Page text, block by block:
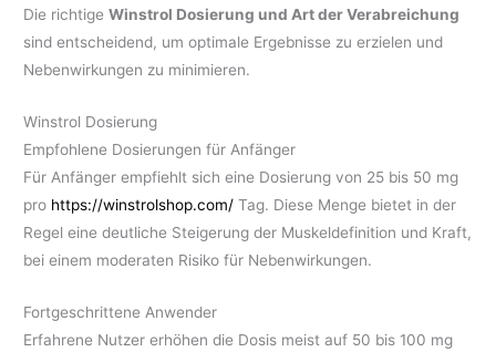
Die richtigeWinstrol Dosierung und Art der Verabreichung
sind entscheidend, um optimale Ergebnisse zu erzielen und
Nebenwirkungen zu minimieren.
Winstrol Dosierung
Empfohlene Dosierungen für Anfänger
Für Anfänger empfiehlt sich eine Dosierung von 25 bis 50 mg
pro https://winstrolshop.com/ Tag. Diese Menge bietet in der
Regel eine deutliche Steigerung der Muskeldefinition und Kraft,
bei einem moderaten Risiko für Nebenwirkungen.
Fortgeschrittene Anwender
Erfahrene Nutzer erhöhen die Dosis meist auf 50 bis 100 mg